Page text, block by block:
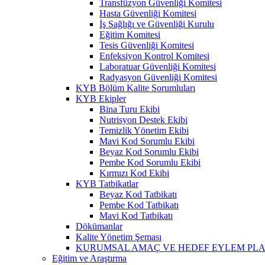
Transfüzyon Güvenliği Komitesi
Hasta Güvenliği Komitesi
İş Sağlığı ve Güvenliği Kurulu
Eğitim Komitesi
Tesis Güvenliği Komitesi
Enfeksiyon Kontrol Komitesi
Laboratuar Güvenliği Komitesi
Radyasyon Güvenliği Komitesi
KYB Bölüm Kalite Sorumluları
KYB Ekipler
Bina Turu Ekibi
Nutrisyon Destek Ekibi
Temizlik Yönetim Ekibi
Mavi Kod Sorumlu Ekibi
Beyaz Kod Sorumlu Ekibi
Pembe Kod Sorumlu Ekibi
Kırmızı Kod Ekibi
KYB Tatbikatlar
Beyaz Kod Tatbikatı
Pembe Kod Tatbikatı
Mavi Kod Tatbikatı
Dökümanlar
Kalite Yönetim Şeması
KURUMSAL AMAÇ VE HEDEF EYLEM
Eğitim ve Araştırma